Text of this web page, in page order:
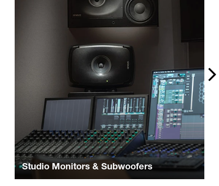
Studio Monitors & Subwoofers